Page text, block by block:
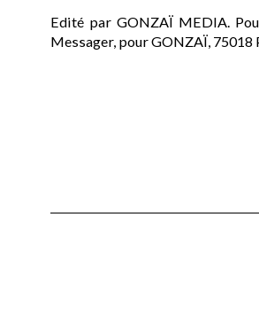
Edité par GONZAÏ MEDIA.
Messager, pour GONZAÏ, 75018